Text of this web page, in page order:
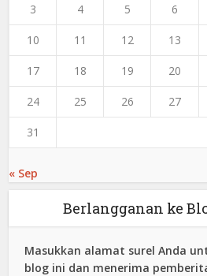
3 4 5 6
10 11 12 13
17 18 19 20
24 25 26 27
31
« Sep
Berlangganan ke
Masukkan alamat surel Anda
blog ini dan menerima